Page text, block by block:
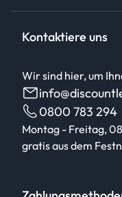
Kontaktiere uns
Wir sind hier, um
0800 783 294
Montag - Freitag,
gratis aus dem